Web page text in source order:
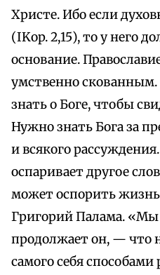
Христе. Ибо если
(IKop. 2,15), то у него
основание.
умственно
знать о Боге, чтобы
Нужно знать Бога за
и всякого
оспаривает другое
может оспорить
Григорий Палама.
продолжает он, — что
самого себя способами